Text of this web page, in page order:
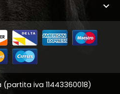

(partita iva 11443360018)